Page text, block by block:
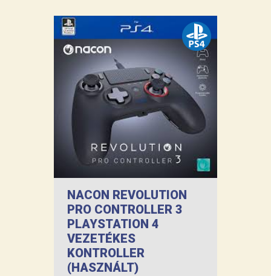
NACON REVOLUTION
PRO CONTROLLER 3
PLAYSTATION 4
VEZETÉKES
KONTROLLER
(HASZNÁLT)